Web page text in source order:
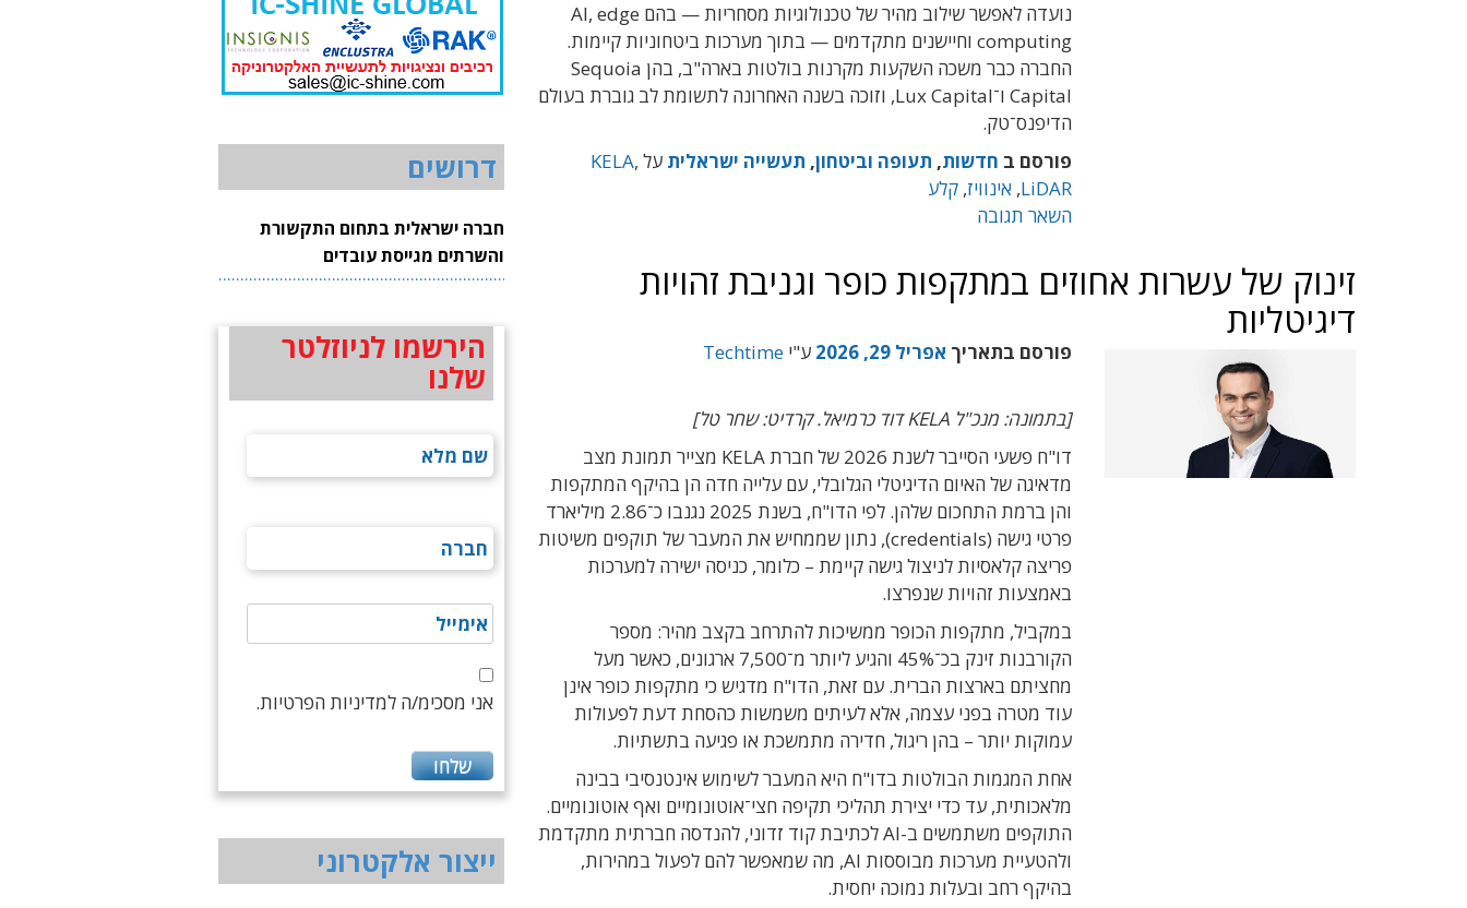
נועדה לאפשר שילוב מהיר של טכנולוגיות מסחריות — בהם AI, edge
computing וחיישנים מתקדמים — בתוך מערכות ביטחוניות קיימות.
החברה כבר משכה השקעות מקרנות בולטות בארה"ב, בהן Sequoia
Capital ו־Lux Capital, וזוכה בשנה האחרונה לתשומת לב גוברת בעולם
הדיפנס־טק.
פורסם ב חדשות, תעופה וביטחון, תעשייה ישראלית על KELA,
LiDAR
, אינוויז, קלע
השאר תגובה
זינוק של עשרות אחוזים במתקפות כופר וגניבת זהויות
דיגיטליות
פורסם בתאריך אפריל 29, 2026 ע"י Techtime
[בתמונה: מנכ"ל KELA דוד כרמיאל. קרדיט: שחר טל]
דו"ח פשעי הסייבר לשנת 2026 של חברת KELA מצייר תמונת מצב
מדאיגה של האיום הדיגיטלי הגלובלי, עם עלייה חדה הן בהיקף המתקפות
והן ברמת התחכום שלהן. לפי הדו"ח, בשנת 2025 נגנבו כ־2.86 מיליארד
פרטי גישה (credentials), נתון שממחיש את המעבר של תוקפים משיטות
פריצה קלאסיות לניצול גישה קיימת – כלומר, כניסה ישירה למערכות
באמצעות זהויות שנפרצו.
במקביל, מתקפות הכופר ממשיכות להתרחב בקצב מהיר: מספר
הקורבנות זינק בכ־45% והגיע ליותר מ־7,500 ארגונים, כאשר מעל
מחציתם בארצות הברית. עם זאת, הדו"ח מדגיש כי מתקפות כופר אינן
עוד מטרה בפני עצמה, אלא לעיתים משמשות כהסחת דעת לפעולות
עמוקות יותר – בהן ריגול, חדירה מתמשכת או פגיעה בתשתיות.
אחת המגמות הבולטות בדו"ח היא המעבר לשימוש אינטנסיבי בבינה
מלאכותית, עד כדי יצירת תהליכי תקיפה חצי־אוטונומיים ואף אוטונומיים.
התוקפים משתמשים ב-AI לכתיבת קוד זדוני, להנדסה חברתית מתקדמת
ולהטעיית מערכות מבוססות AI, מה שמאפשר להם לפעול במהירות,
בהיקף רחב ובעלות נמוכה יחסית.
דרושים
חברה ישראלית בתחום התקשורת
והשרתים מגייסת עובדים
הירשמו לניוזלטר
שלנו
אני מסכימ/ה למדיניות הפרטיות.
ייצור אלקטרוני